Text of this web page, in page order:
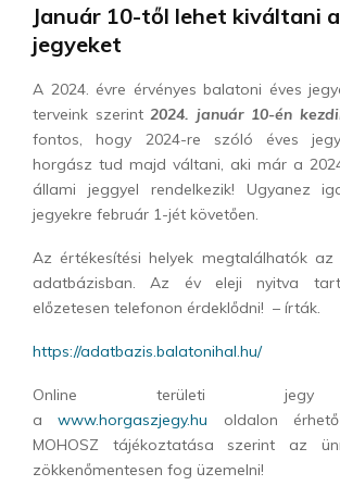
Január 10-től lehet kiváltani
jegyeket
A 2024. évre érvényes balatoni éves
terveink szerint2024. január 10-én
fontos, hogy 2024-re szóló éves
horgász tud majd váltani, aki már a
állami jeggyel rendelkezik! Ugyanez
jegyekre február 1-jét követően.
Az értékesítési helyek megtalálhatók az
adatbázisban. Az év eleji nyitva
előzetesen telefonon érdeklődni! – írták.
https://adatbazis.balatonihal.hu/
Online területi jegy
awww.horgaszjegy.hu oldalon
MOHOSZ tájékoztatása szerint az
zökkenőmentesen fog üzemelni!